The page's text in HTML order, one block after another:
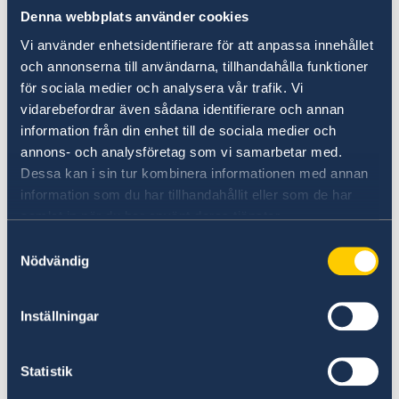
Denna webbplats använder cookies
Vi använder enhetsidentifierare för att anpassa innehållet
och annonserna till användarna, tillhandahålla funktioner
för sociala medier och analysera vår trafik. Vi
vidarebefordrar även sådana identifierare och annan
information från din enhet till de sociala medier och
annons- och analysföretag som vi samarbetar med.
Dessa kan i sin tur kombinera informationen med annan
information som du har tillhandahållit eller som de har
samlat in när du har använt deras tjänster.
Nödvändig
Inställningar
Statistik
Kina. Programmet, som samfinansieras av
National Natural Science Foundation of China
(NSFC), stödjer 75 treåriga forskningsprojekt
mellan länderna och är STINTs största enskilda
program. En årlig utlysning sker mellan juli och
september.
Verksamheten i Kina kommer att ske i nära
samarbete med Sveriges generalkonsulat i
Shanghai och ambassaden i Peking, liksom
svenska lärosäten och forskningsfinansiärer.
STINT inrättades efter beslut av regering och
riksdag 1994 med ändamålet att främja
och forskning. STINT är en nationell
kunskapsresurs för internationalisering inom